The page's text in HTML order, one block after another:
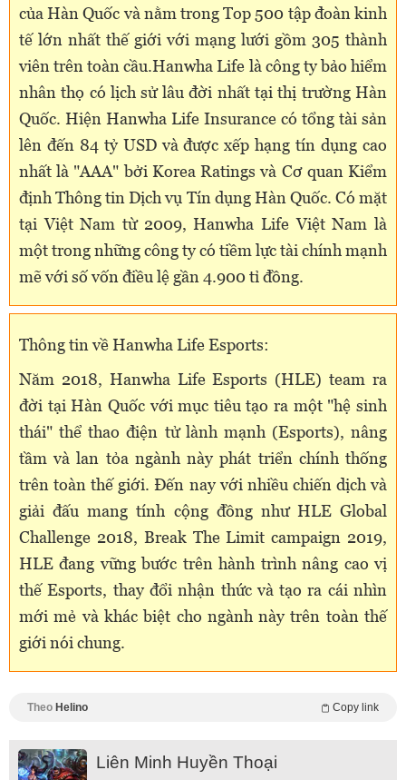
của Hàn Quốc và nằm trong Top 500 tập đoàn kinh
tế lớn nhất thế giới với mạng lưới gồm 305 thành
viên trên toàn cầu.Hanwha Life là công ty bảo hiểm
nhân thọ có lịch sử lâu đời nhất tại thị trường Hàn
Quốc. Hiện Hanwha Life Insurance có tổng tài sản
lên đến 84 tỷ USD và được xếp hạng tín dụng cao
nhất là "AAA" bởi Korea Ratings và Cơ quan Kiểm
định Thông tin Dịch vụ Tín dụng Hàn Quốc. Có mặt
tại Việt Nam từ 2009, Hanwha Life Việt Nam là
một trong những công ty có tiềm lực tài chính mạnh
mẽ với số vốn điều lệ gần 4.900 tỉ đồng.
Thông tin về Hanwha Life Esports:
Năm 2018, Hanwha Life Esports (HLE) team ra
đời tại Hàn Quốc với mục tiêu tạo ra một "hệ sinh
thái" thể thao điện tử lành mạnh (Esports), nâng
tầm và lan tỏa ngành này phát triển chính thống
trên toàn thế giới. Đến nay với nhiều chiến dịch và
giải đấu mang tính cộng đồng như HLE Global
Challenge 2018, Break The Limit campaign 2019,
HLE đang vững bước trên hành trình nâng cao vị
thế Esports, thay đổi nhận thức và tạo ra cái nhìn
mới mẻ và khác biệt cho ngành này trên toàn thế
giới nói chung.
Theo Helino Copy link
Liên Minh Huyền Thoại